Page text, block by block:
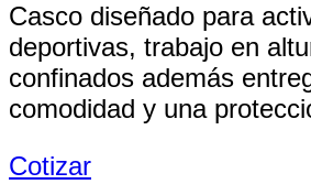
Casco diseñado para
deportivas, trabajo en
confinados además
comodidad y una
Cotizar